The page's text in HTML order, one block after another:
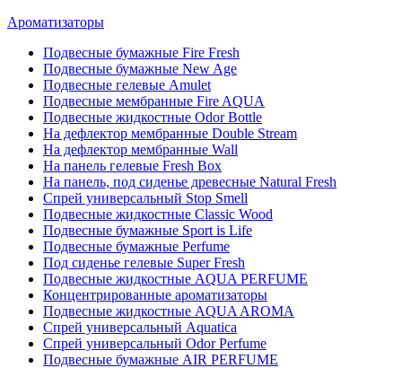
Ароматизаторы
Подвесные бумажные Fire Fresh
Подвесные бумажные New Age
Подвесные гелевые Amulet
Подвесные мембранные Fire AQUA
Подвесные жидкостные Odor Bottle
На дефлектор мембранные Double Stream
На дефлектор мембранные Wall
На панель гелевые Fresh Box
На панель, под сиденье древесные Natural Fresh
Спрей универсальный Stop Smell
Подвесные жидкостные Classic Wood
Подвесные бумажные Sport is Life
Подвесные бумажные Perfume
Под сиденье гелевые Super Fresh
Подвесные жидкостные AQUA PERFUME
Концентрированные ароматизаторы
Подвесные жидкостные AQUA AROMA
Спрей универсальный Aquatica
Спрей универсальный Odor Perfume
Подвесные бумажные AIR PERFUME